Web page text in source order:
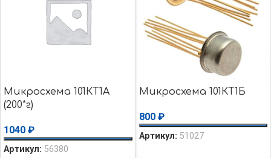
Микросхема 101КТ1А
(200*г)
1040 ₽
Артикул: 56380
Микросхема 101КТ1Б
800 ₽
Артикул: 51027